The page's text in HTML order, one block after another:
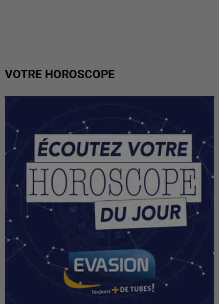
VOTRE HOROSCOPE